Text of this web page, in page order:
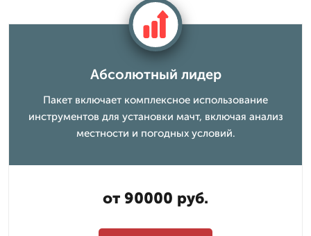
Абсолютный лидер
Пакет включает комплексное использование
инструментов для установки мачт, включая анализ
местности и погодных условий.
от 90000 руб.